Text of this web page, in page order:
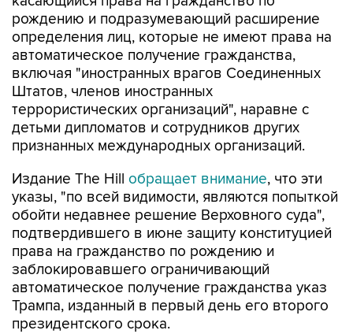
рождению и подразумевающий расширение
определения лиц, которые не имеют права на
автоматическое получение гражданства,
включая "иностранных врагов Соединенных
Штатов, членов иностранных
террористических организаций", наравне с
детьми дипломатов и сотрудников других
признанных международных организаций.
Издание The Hill обращает внимание, что эти
указы, "по всей видимости, являются попыткой
обойти недавнее решение Верховного суда",
подтвердившего в июне защиту конституцией
права на гражданство по рождению и
заблокировавшего ограничивающий
автоматическое получение гражданства указ
Трампа, изданный в первый день его второго
президентского срока.